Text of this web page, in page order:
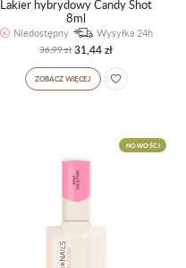
Lakier hybrydowy Candy Shot
8ml
Niedostępny
Wysyłka 24h
36,99 zł 31,44 zł
ZOBACZ WIĘCEJ
NOWOŚCI